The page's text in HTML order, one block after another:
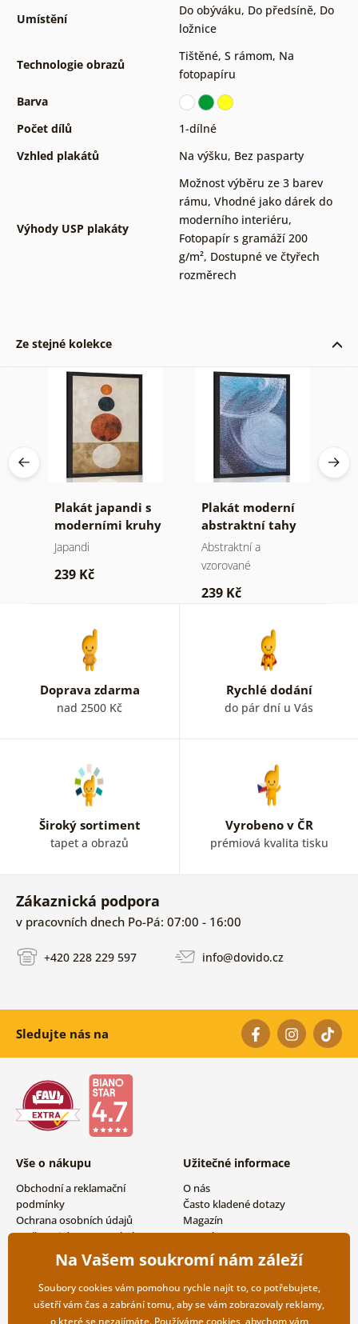
Umístění
Do obýváku, Do předsíně, Do
ložnice
Technologie obrazů
Tištěné, S rámom, Na
fotopapíru
Barva
Počet dílů
1-dílné
Vzhled plakátů
Na výšku, Bez pasparty
Výhody USP plakáty
Možnost výběru ze 3 barev
rámu, Vhodné jako dárek do
moderního interiéru,
Fotopapír s gramáží 200
g/m², Dostupné ve čtyřech
rozměrech
Ze stejné kolekce
Plakát japandi s
moderními kruhy
Japandi
239 Kč
Plakát moderní
abstraktní tahy
Abstraktní a
vzorované
239 Kč
Doprava zdarma
nad 2500 Kč
Rychlé dodání
do pár dní u Vás
Široký sortiment
tapet a obrazů
Vyrobeno v ČR
prémiová kvalita tisku
Zákaznická podpora
v pracovních dnech Po-Pá: 07:00 - 16:00
+420 228 229 597 info@dovido.cz
Sledujte nás na
Vše o nákupu
Obchodní a reklamační
podmínky
Ochrana osobních údajů
Možnosti dopravy a platby
Vrácení zboží
Užitečné informace
O nás
Často kladené dotazy
Magazín
Kontakty
Velkoobchodní spolupráce
Na Vašem soukromí nám záleží
Soubory cookies vám pomohou rychle najít to, co potřebujete,
ušetří vám čas a zabrání tomu, aby se vám zobrazovaly reklamy,
o které se nezajímáte. Používámecookies, abychom vám